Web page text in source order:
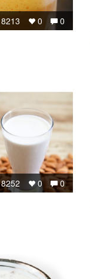
0
0
8213
0
0
8252